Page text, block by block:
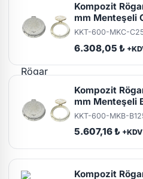
Kompozit
mm Menteşeli
KKT-600-MKC-
6.308,05 ₺
Kompozit
mm Menteşeli
KKT-600-MKB-
5.607,16 ₺ +KDV
Kompozit